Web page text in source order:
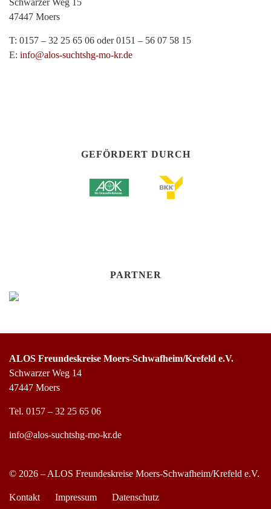
47447 Moers
T: 0157 – 32 25 65 06 oder 0151 – 56 07 58 15
E: info@alos-suchtshg-mo-kr.de
GEFÖRDERT DURCH
PARTNER
ALOS Freundeskreise Moers-Schwafheim/Krefeld e.V.
Schwarzer Weg 14
47447 Moers
Tel. 0157 – 32 25 65 06
info@alos-suchtshg-mo-kr.de
© 2026 – ALOS Freundeskreise Moers-Schwafheim/Krefeld e.V.
Kontakt Impressum Datenschutz